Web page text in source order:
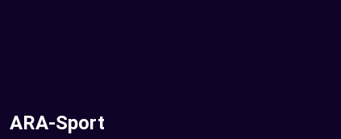
ARA-Sport